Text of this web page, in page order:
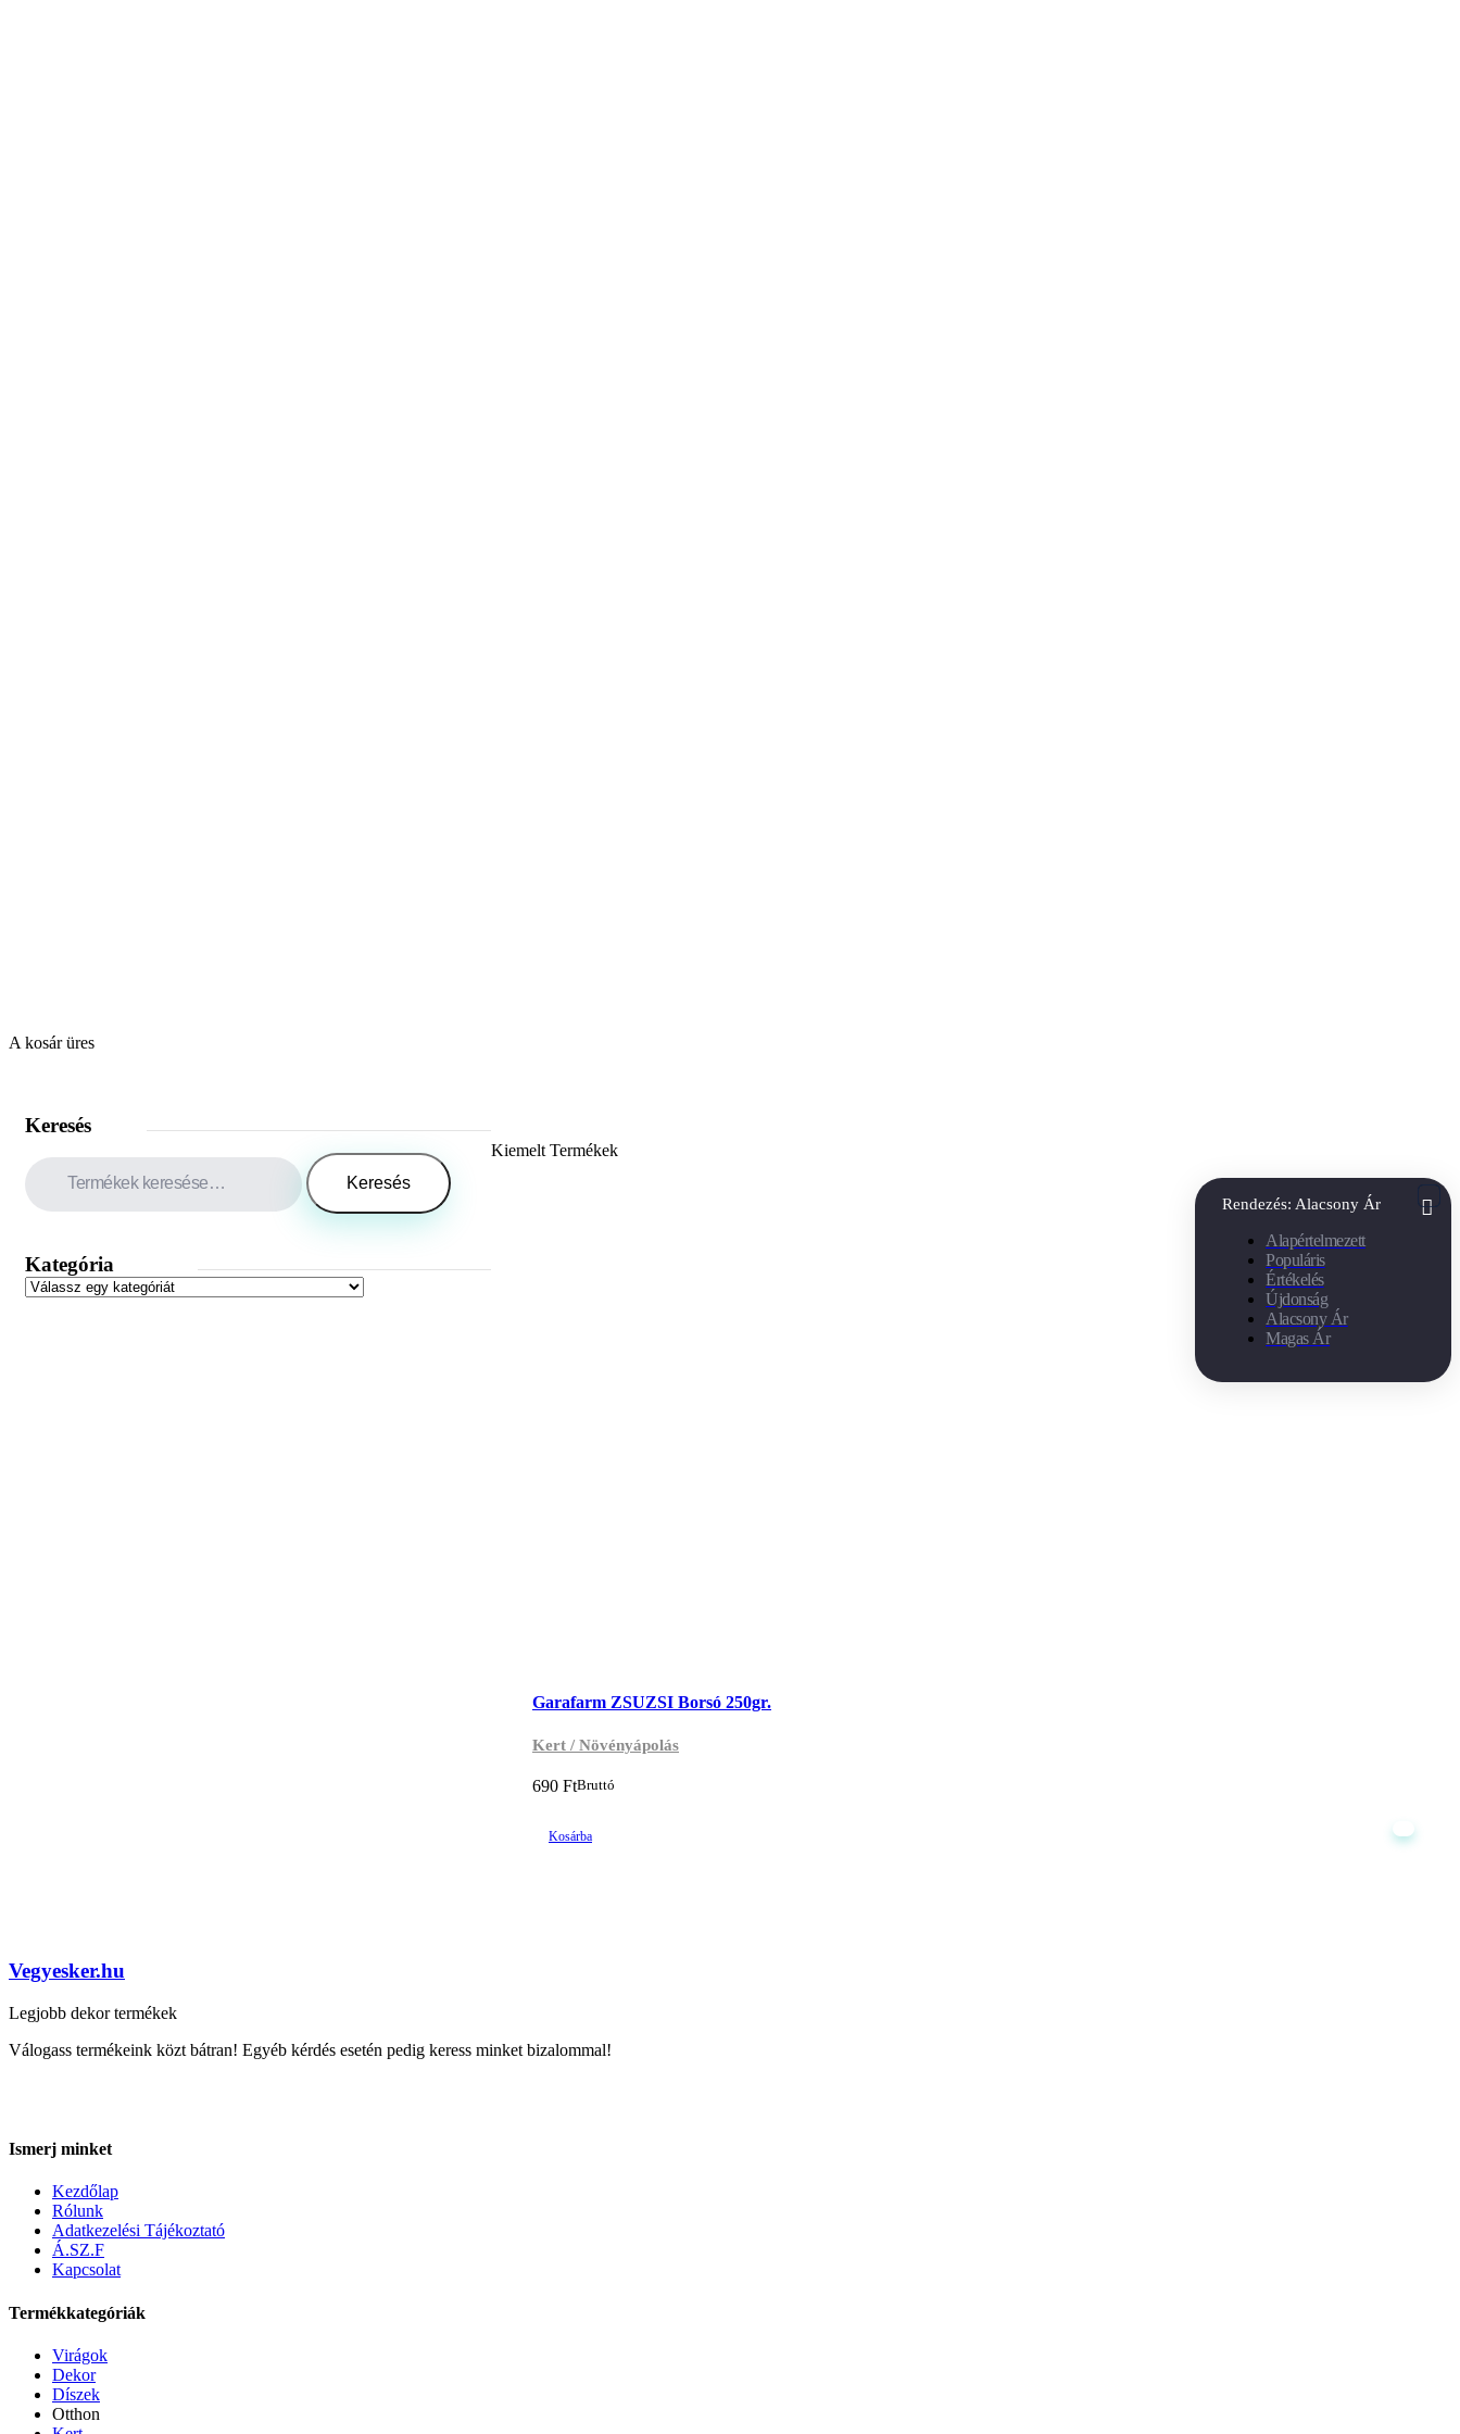
A kosár üres
Kiemelt Termékek
Rendezés: Alacsony Ár
Alapértelmezett
Populáris
Értékelés
Újdonság
Alacsony Ár
Magas Ár
Garafarm ZSUZSI Borsó 250gr.
690 FtBruttó
Kert / Növényápolás
Kosárba
Keresés
a
következőre:
Keresés
Kategória
Vegyesker.hu
Legjobb dekor termékek
Válogass termékeink közt bátran! Egyéb kérdés esetén pedig keress minket bizalommal!
Ismerj minket
Kezdőlap
Rólunk
Adatkezelési Tájékoztató
Á.SZ.F
Kapcsolat
Termékkategóriák
Virágok
Dekor
Díszek
Otthon